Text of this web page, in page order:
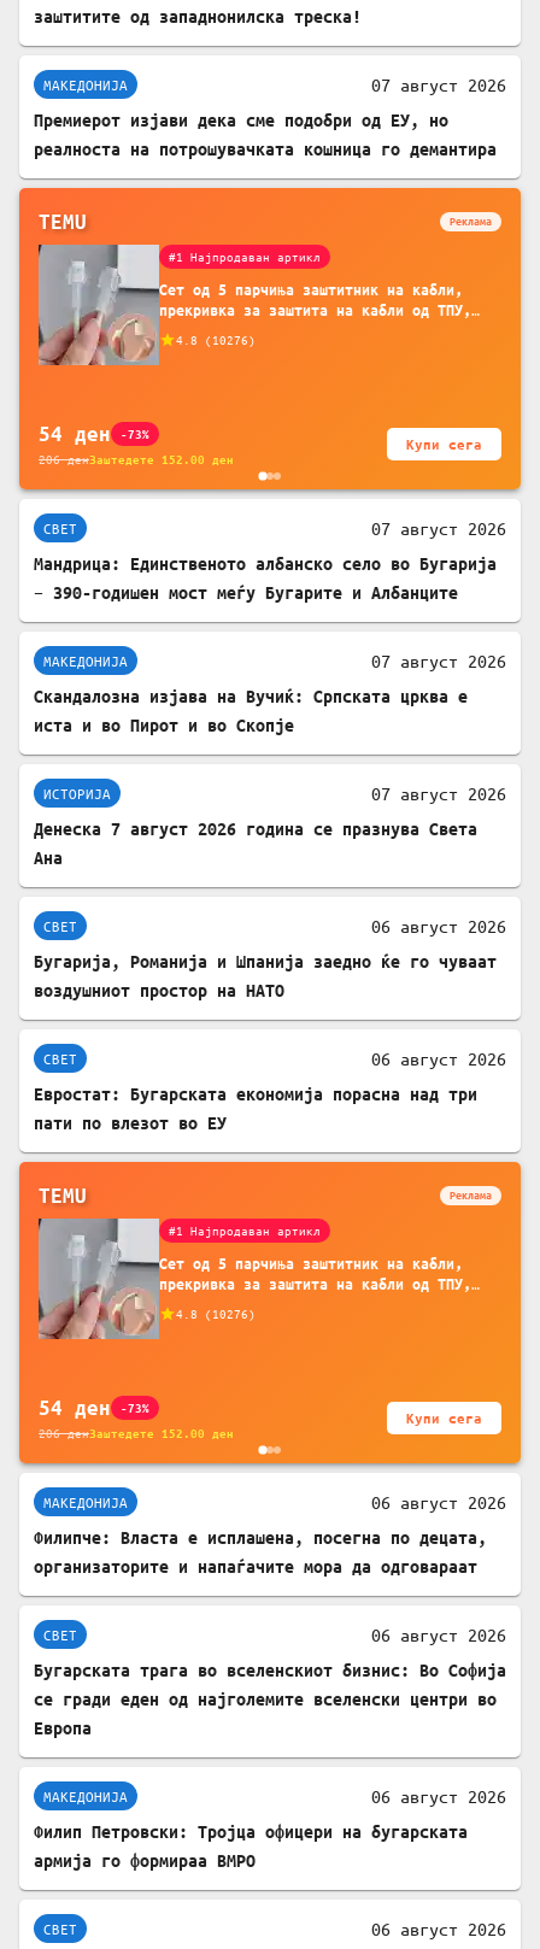
заштитите од западнонилска треска!
МАКЕДОНИЈА 07 август 2026
Премиерот изјави дека сме подобри од ЕУ, но
реалноста на потрошувачката кошница го демантира
TEMU Реклама
#1 Најпродаван артикл
Сет од 5 парчиња заштитник на кабли,
прекривка за заштита на кабли од ТПУ,
додатоци за заштита на кабли, без
батерија, за мобилни телефони, комплет
4.8 ( 10276)
54 ден -73%
206денЗаштедете 152.00 ден
Купи сега
СВЕТ 07 август 2026
Мандрица: Единственото албанско село во Бугарија
– 390-годишен мост меѓу Бугарите и Албанците
МАКЕДОНИЈА 07 август 2026
Скандалозна изјава на Вучиќ: Српската црква е
иста и во Пирот и во Скопје
ИСТОРИЈА 07 август 2026
Денеска 7 август 2026 година се празнува Света
Ана
СВЕТ 06 август 2026
Бугарија, Романија и Шпанија заедно ќе го чуваат
воздушниот простор на НАТО
СВЕТ 06 август 2026
Евростат: Бугарската економија порасна над три
пати по влезот во ЕУ
TEMU Реклама
#1 Најпродаван артикл
Сет од 5 парчиња заштитник на кабли,
прекривка за заштита на кабли од ТПУ,
додатоци за заштита на кабли, без
батерија, за мобилни телефони, комплет
4.8 ( 10276)
54 ден -73%
206денЗаштедете 152.00 ден
Купи сега
МАКЕДОНИЈА 06 август 2026
Филипче: Власта е исплашена, посегна по децата,
организаторите и напаѓачите мора да одговараат
СВЕТ 06 август 2026
Бугарската трага во вселенскиот бизнис: Во Софија
се гради еден од најголемите вселенски центри во
Европа
МАКЕДОНИЈА 06 август 2026
Филип Петровски: Тројца офицери на бугарската
армија го формираа ВМРО
СВЕТ 06 август 2026